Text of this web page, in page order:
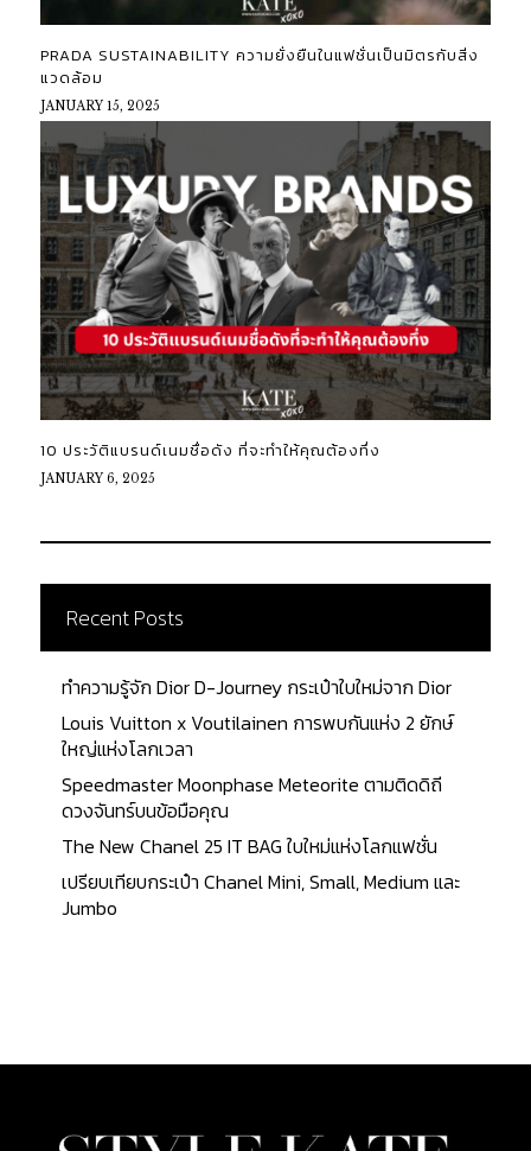
PRADA SUSTAINABILITY ความยั่งยืนในแฟชั่นเป็นมิตรกับสิ่ง
แวดล้อม
JANUARY 15, 2025
10 ประวัติแบรนด์เนมชื่อดัง ที่จะทำให้คุณต้องทึ่ง
JANUARY 6, 2025
Recent Posts
ทำความรู้จัก Dior D-Journey กระเป๋าใบใหม่จาก Dior
Louis Vuitton x Voutilainen การพบกันแห่ง 2 ยักษ์
ใหญ่แห่งโลกเวลา
Speedmaster Moonphase Meteorite ตามติดดิถี
ดวงจันทร์บนข้อมือคุณ
The New Chanel 25 IT BAG ใบใหม่แห่งโลกแฟชั่น
เปรียบเทียบกระเป๋า Chanel Mini, Small, Medium และ
Jumbo